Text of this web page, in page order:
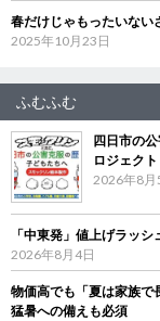
春だけじゃもったいない
2025年10月23日
ふむふむ
四日市の
ロジェク
2026年8月
「中東発」値上げラッ
2026年8月4日
物価高でも「夏は家族
猛暑への備えも必須